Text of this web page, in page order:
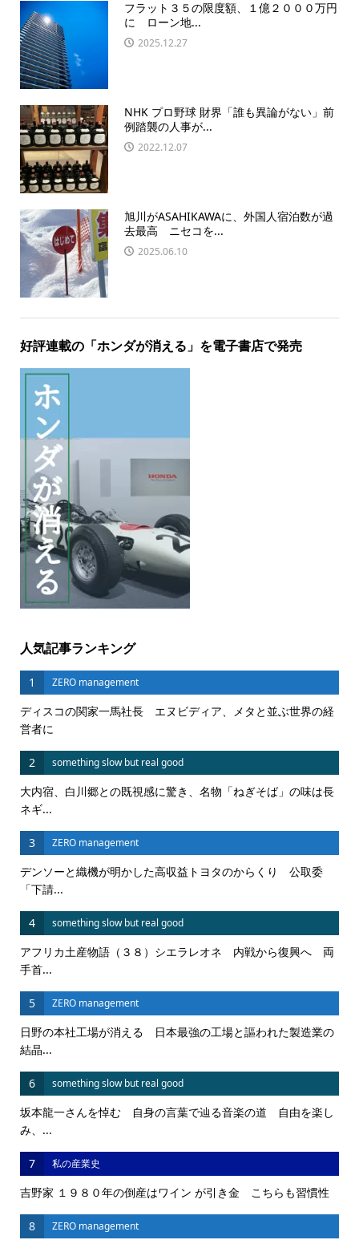
フラット３５の限度額、１億２０００万円
に ローン地...
2025.12.27
NHK プロ野球 財界「誰も異論がない」前
例踏襲の人事が...
2022.12.07
旭川がASAHIKAWAに、外国人宿泊数が過
去最高 ニセコを...
2025.06.10
好評連載の「ホンダが消える」を電子書店で発売
人気記事ランキング
1 ZERO management
ディスコの関家一馬社長 エヌビディア、メタと並ぶ世界の経
営者に
2 something slow but real good
大内宿、白川郷との既視感に驚き、名物「ねぎそば」の味は長
ネギ...
3 ZERO management
デンソーと織機が明かした高収益トヨタのからくり 公取委
「下請...
4 something slow but real good
アフリカ土産物語（３８）シエラレオネ 内戦から復興へ 両
手首...
5 ZERO management
日野の本社工場が消える 日本最強の工場と謳われた製造業の
結晶...
6 something slow but real good
坂本龍一さんを悼む 自身の言葉で辿る音楽の道 自由を楽し
み、...
7 私の産業史
吉野家 １９８０年の倒産はワイン が引き金 こちらも習慣性
8 ZERO management